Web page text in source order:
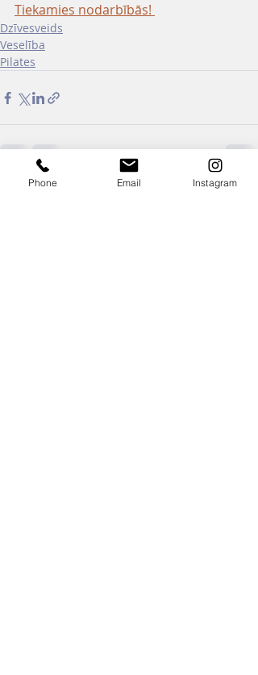
Tiekamies nodarbībās!
Dzīvesveids
Veselība
Pilates
Jaunākie ieraksti Skatīt visu
Phone Email Instagram